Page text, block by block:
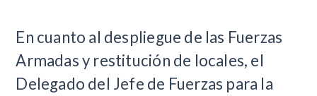
En cuanto al despliegue de las Fuerzas
Armadas y restitución de locales, el
Delegado del Jefe de Fuerzas para la